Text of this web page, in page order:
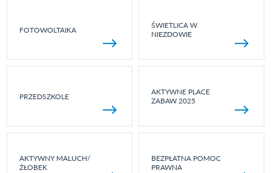
FOTOWOLTAIKA
ŚWIETLICA W
NIEZDOWIE
PRZEDSZKOLE
AKTYWNE PLACE
ZABAW 2025
AKTYWNY MALUCH/
ŻŁOBEK
BEZPŁATNA POMOC
PRAWNA